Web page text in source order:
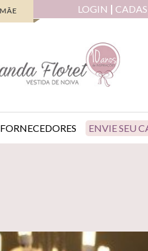
LOGIN
FORNECEDORES ENVIE SEU